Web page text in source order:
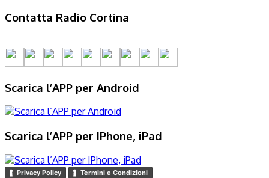
Contatta Radio Cortina
Scarica l’APP per Android
Scarica l’APP per IPhone, iPad
Privacy Policy Termini e Condizioni